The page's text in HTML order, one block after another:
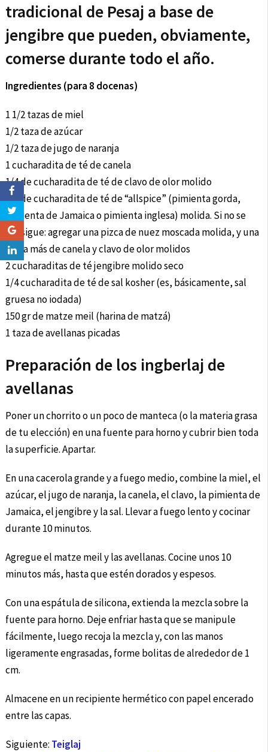
tradicional de Pesaj a base de
jengibre que pueden, obviamente,
comerse durante todo el año.
Ingredientes (para 8 docenas)
1 1/2 tazas de miel
1/2 taza de azúcar
1/2 taza de jugo de naranja
1 cucharadita de té de canela
1/4 de cucharadita de té de clavo de olor molido
1/4 de cucharadita de té de “allspice” (pimienta gorda,
pimienta de Jamaica o pimienta inglesa) molida. Si no se
consigue: agregar una pizca de nuez moscada molida, y una
pizca más de canela y clavo de olor molidos
2 cucharaditas de té jengibre molido seco
1/4 cucharadita de té de sal kosher (es, básicamente, sal
gruesa no iodada)
150 gr de matze meil (harina de matzá)
1 taza de avellanas picadas
Preparación de los ingberlaj de
avellanas
Poner un chorrito o un poco de manteca (o la materia grasa
de tu elección) en una fuente para horno y cubrir bien toda
la superficie. Apartar.
En una cacerola grande y a fuego medio, combine la miel, el
azúcar, el jugo de naranja, la canela, el clavo, la pimienta de
Jamaica, el jengibre y la sal. Llevar a fuego lento y cocinar
durante 10 minutos.
Agregue el matze meil y las avellanas. Cocine unos 10
minutos más, hasta que estén dorados y espesos.
Con una espátula de silicona, extienda la mezcla sobre la
fuente para horno. Deje enfriar hasta que se manipule
fácilmente, luego recoja la mezcla y, con las manos
ligeramente engrasadas, forme bolitas de alrededor de 1
cm.
Almacene en un recipiente hermético con papel encerado
entre las capas.
Siguiente: Teiglaj